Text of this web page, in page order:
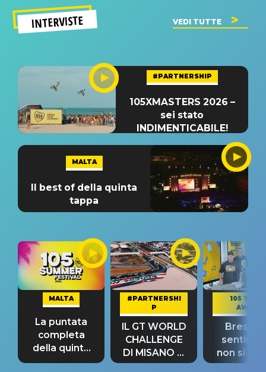
INTERVISTE VEDI TUTTE
#PARTNERSHIP
105XMASTERS 2026 –
sei stato
INDIMENTICABILE!
MALTA
Il best of della quinta
tappa
MALTA
La puntata
completa
della quinta
tappa
#PARTNERSHI
P
IL GT WORLD
CHALLENGE
DI MISANO si
riconferma
105 TAKE
AWAY
Bresh:
non si
fino alla